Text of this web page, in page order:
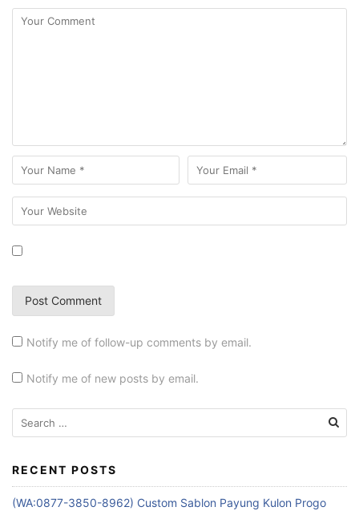
Notify me of follow-up comments by email.
Notify me of new posts by email.
Search
for:
RECENT POSTS
(WA:0877-3850-8962) Custom Sablon Payung Kulon Progo